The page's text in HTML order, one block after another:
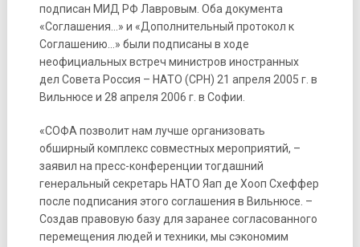
подписан МИД РФ Лавровым. Оба документа
«Соглашения…» и «Дополнительный протокол к
Соглашению…» были подписаны в ходе
неофициальных встреч министров иностранных
дел Совета Россия – НАТО (СРН) 21 апреля 2005 г. в
Вильнюсе и 28 апреля 2006 г. в Софии.
«СОФА позволит нам лучше организовать
обширный комплекс совместных мероприятий, –
заявил на пресс-конференции тогдашний
генеральный секретарь НАТО Яап де Хооп Схеффер
после подписания этого соглашения в Вильнюсе. –
Создав правовую базу для заранее согласованного
перемещения людей и техники, мы сэкономим